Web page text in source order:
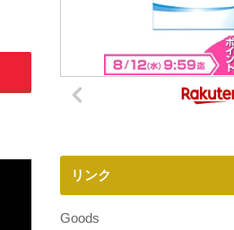
リンク
Goods